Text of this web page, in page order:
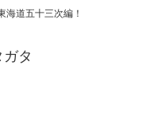
海道五十三次編！
タ